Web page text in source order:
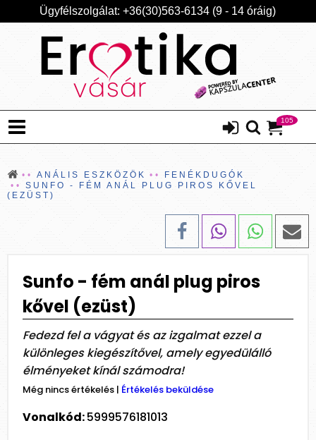
Ügyfélszolgálat: +36(30)563-6134 (9 - 14 óráig)
105
ANÁLIS ESZKÖZÖK
FENÉKDUGÓK
SUNFO - FÉM ANÁL PLUG PIROS KŐVEL
(EZÜST)
Sunfo - fém anál plug piros
kővel (ezüst)
Fedezd fel a vágyat és az izgalmat ezzel a
különleges kiegészítővel, amely egyedülálló
élményeket kínál számodra!
Még nincs értékelés | Értékelés beküldése
Vonalkód:5999576181013